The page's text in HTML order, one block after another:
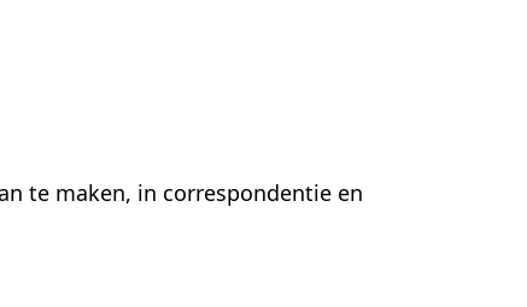
te maken, in correspondentie en